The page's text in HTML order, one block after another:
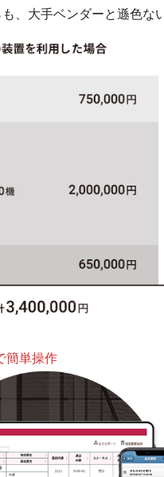
、大手ベンダーと遜色な
簡単操作